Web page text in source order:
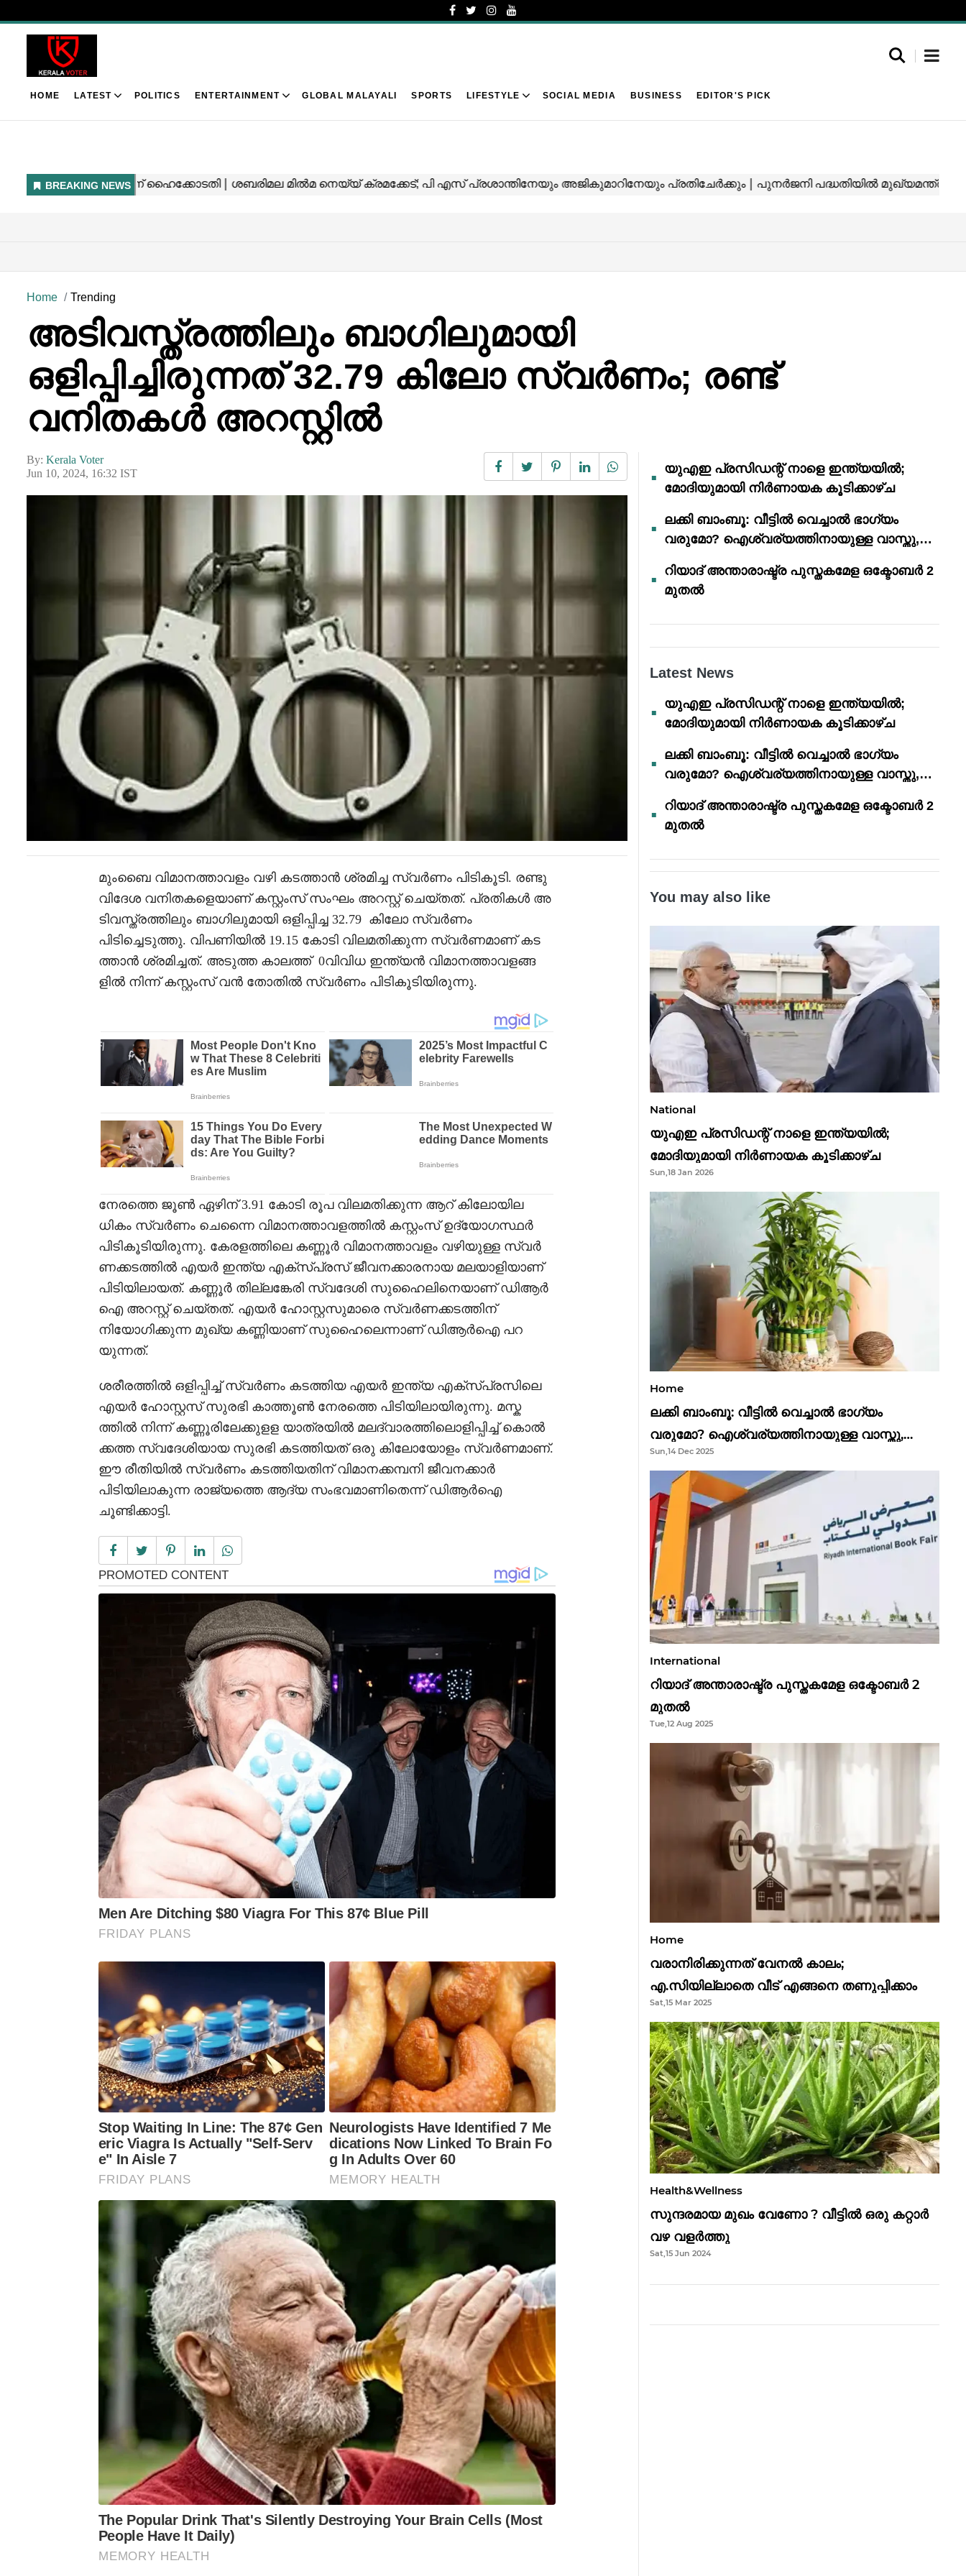
HOME LATEST POLITICS ENTERTAINMENT GLOBAL MALAYALI SPORTS LIFESTYLE SOCIAL MEDIA BUSINESS EDITOR'S PICK
Home Trending
അടിവസ്ത്രത്തിലും ബാഗിലുമായി
ഒളിപ്പിച്ചിരുന്നത് 32.79 കിലോ സ്വർണം; രണ്ട്
വനിതകൾ അറസ്റ്റിൽ
By: Kerala Voter
Jun 10, 2024, 16:32 IST
മുംബൈ വിമാനത്താവളം വഴി കടത്താൻ ശ്രമിച്ച സ്വര്‍ണം പിടികൂടി. രണ്ടു
വിദേശ വനിതകളെയാണ് കസ്റ്റംസ് സംഘം അറസ്റ്റ് ചെയ്തത്. പ്രതികൾ അ
ടിവസ്ത്രത്തിലും ബാഗിലുമായി ഒളിപ്പിച്ച 32.79 കിലോ സ്വർണം
പിടിച്ചെടുത്തു. വിപണിയിൽ 19.15 കോടി വിലമതിക്കുന്ന സ്വർണമാണ് കട
ത്താൻ ശ്രമിച്ചത്. അടുത്ത കാലത്ത് 0വിവിധ ഇന്ത്യൻ വിമാനത്താവളങ്ങ
ളിൽ നിന്ന് കസ്റ്റംസ് വൻ തോതിൽ സ്വർണം പിടികൂടിയിരുന്നു.
നേരത്തെ ജൂൺ ഏഴിന് 3.91 കോടി രൂപ വിലമതിക്കുന്ന ആറ് കിലോയില
ധികം സ്വർണം ചെന്നൈ വിമാനത്താവളത്തിൽ കസ്റ്റംസ് ഉദ്യോഗസ്ഥർ
പിടികൂടിയിരുന്നു. കേരളത്തിലെ കണ്ണൂർ വിമാനത്താവളം വഴിയുള്ള സ്വർ
ണക്കടത്തിൽ എയർ ഇന്ത്യ എക്സ്പ്രസ് ജീവനക്കാരനായ മലയാളിയാണ്
പിടിയിലായത്. കണ്ണൂർ തില്ലങ്കേരി സ്വദേശി സുഹൈലിനെയാണ് ഡിആർ
ഐ അറസ്റ്റ് ചെയ്തത്. എയർ ഹോസ്റ്റസുമാരെ സ്വർണക്കടത്തിന്
നിയോഗിക്കുന്ന മുഖ്യ കണ്ണിയാണ് സുഹൈലെന്നാണ് ഡിആർഐ പറ
യുന്നത്.
ശരീരത്തിൽ ഒളിപ്പിച്ച് സ്വർണം കടത്തിയ എയർ ഇന്ത്യ എക്സ്പ്രസിലെ
എയർ ഹോസ്റ്റസ് സുരഭി കാത്തൂൺ നേരത്തെ പിടിയിലായിരുന്നു. മസ്ക
ത്തിൽ നിന്ന് കണ്ണൂരിലേക്കുളള യാത്രയിൽ മലദ്വാരത്തിലൊളിപ്പിച്ച് കൊൽ
ക്കത്ത സ്വദേശിയായ സുരഭി കടത്തിയത് ഒരു കിലോയോളം സ്വർണമാണ്.
ഈ രീതിയിൽ സ്വർണം കടത്തിയതിന് വിമാനക്കമ്പനി ജീവനക്കാർ
പിടിയിലാകുന്ന രാജ്യത്തെ ആദ്യ സംഭവമാണിതെന്ന് ഡിആര്‍ഐ
ചൂണ്ടിക്കാട്ടി.
യുഎഇ പ്രസിഡന്റ് നാളെ ഇന്ത്യയിൽ;
മോദിയുമായി നിർണായക കൂടിക്കാഴ്ച
ലക്കി ബാംബൂ: വീട്ടിൽ വെച്ചാൽ ഭാഗ്യം
വരുമോ? ഐശ്വര്യത്തിനായുള്ള വാസ്തു,
റിയാദ് അന്താരാഷ്ട്ര പുസ്തകമേള ഒക്ടോബർ 2
മുതൽ
Latest News
യുഎഇ പ്രസിഡന്റ് നാളെ ഇന്ത്യയിൽ;
മോദിയുമായി നിർണായക കൂടിക്കാഴ്ച
ലക്കി ബാംബൂ: വീട്ടിൽ വെച്ചാൽ ഭാഗ്യം
വരുമോ? ഐശ്വര്യത്തിനായുള്ള വാസ്തു,
റിയാദ് അന്താരാഷ്ട്ര പുസ്തകമേള ഒക്ടോബർ 2
മുതൽ
You may also like
National
യുഎഇ പ്രസിഡന്റ് നാളെ ഇന്ത്യയിൽ;
മോദിയുമായി നിർണായക കൂടിക്കാഴ്ച
Sun,18 Jan 2026
Home
ലക്കി ബാംബൂ: വീട്ടിൽ വെച്ചാൽ ഭാഗ്യം
വരുമോ? ഐശ്വര്യത്തിനായുള്ള വാസ്തു,
ഫെങ് ഷൂയി വിശ്വാസങ്ങൾ
Sun,14 Dec 2025
International
റിയാദ് അന്താരാഷ്ട്ര പുസ്തകമേള ഒക്ടോബർ 2
മുതൽ
Tue,12 Aug 2025
Home
വരാനിരിക്കുന്നത് വേനൽ കാലം;
എ.സിയില്ലാതെ വീട് എങ്ങനെ തണുപ്പിക്കാം
Sat,15 Mar 2025
Health&Wellness
സുന്ദരമായ മുഖം വേണോ ? വീട്ടിൽ ഒരു കറ്റാർ
വഴ വളർത്തു
Sat,15 Jun 2024